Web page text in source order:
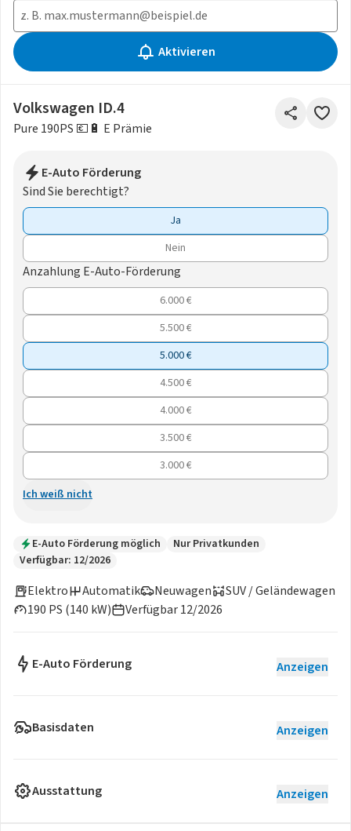
Aktivieren
Volkswagen ID.4
Pure 190PS 💶​🔋​ E Prämie
E-Auto Förderung
Sind Sie berechtigt?
Ja
Nein
Anzahlung E-Auto-Förderung
6.000 €
5.500 €
5.000 €
4.500 €
4.000 €
3.500 €
3.000 €
Ich weiß nicht
E-Auto Förderung möglich
Nur Privatkunden
Verfügbar: 12/2026
Elektro
Neuwagen
190 PS (140 kW)
Automatik
SUV / Geländewagen
Verfügbar 12/2026
E-Auto Förderung Anzeigen
Basisdaten Anzeigen
Ausstattung Anzeigen